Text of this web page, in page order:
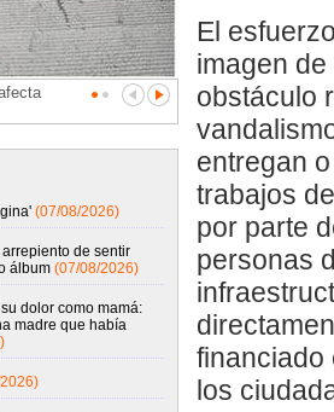
(07/08/2026)
arrepiento de sentir
álbum (07/08/2026)
dolor como mamá:
madre que había
El
imagen
obstáculo
entregan
trabajos
por parte
personas
financiado
los